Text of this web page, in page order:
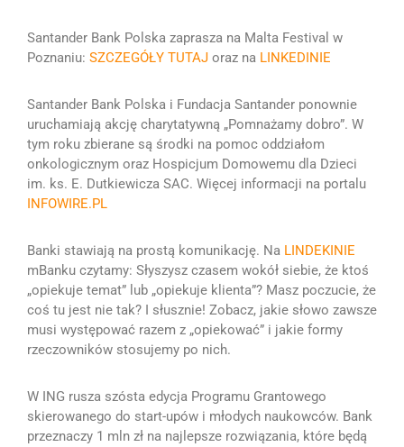
Santander Bank Polska zaprasza na Malta Festival w
Poznaniu: SZCZEGÓŁY TUTAJ oraz na LINKEDINIE
Santander Bank Polska i Fundacja Santander ponownie
uruchamiają akcję charytatywną „Pomnażamy dobro”. W
tym roku zbierane są środki na pomoc oddziałom
onkologicznym oraz Hospicjum Domowemu dla Dzieci
im. ks. E. Dutkiewicza SAC. Więcej informacji na portalu
INFOWIRE.PL
Banki stawiają na prostą komunikację. Na LINDEKINIE
mBanku czytamy: Słyszysz czasem wokół siebie, że ktoś
„opiekuje temat” lub „opiekuje klienta”? Masz poczucie, że
coś tu jest nie tak? I słusznie! Zobacz, jakie słowo zawsze
musi występować razem z „opiekować” i jakie formy
rzeczowników stosujemy po nich.
W ING rusza szósta edycja Programu Grantowego
skierowanego do start-upów i młodych naukowców. Bank
przeznaczy 1 mln zł na najlepsze rozwiązania, które będą